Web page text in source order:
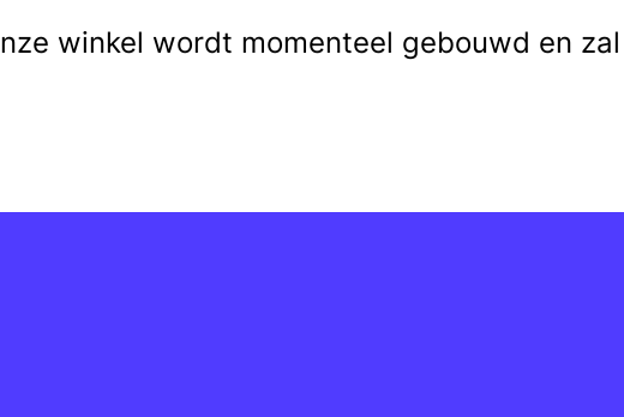
winkel wordt momenteel gebouwd en